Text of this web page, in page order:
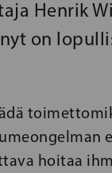
Henrik
on
hoitaa